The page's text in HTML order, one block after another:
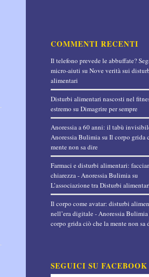
COMMENTI RECENTI
Il telefono prevede le abbuffate?
micro-aiuti suNove verità sui
alimentari
Disturbi alimentari nascosti nel
estremo suDimagrire per sempre
Anoressia a 60 anni: il tabù
Anoressia BulimiasuIl corpo grida
mente non sa dire
Farmaci e disturbi alimentari:
chiarezza - Anoressia Bulimiasu
L’associazione tra Disturbi
Il corpo come avatar: disturbi
nell’era digitale - Anoressia Bulimia
corpo grida ciò che la mente non sa
SEGUICI SU FACEBOOK